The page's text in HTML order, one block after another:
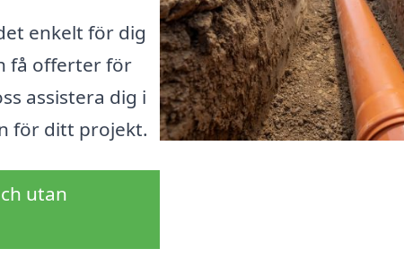
enkelt för dig
få offerter för
assistera dig i
för ditt projekt.
utan